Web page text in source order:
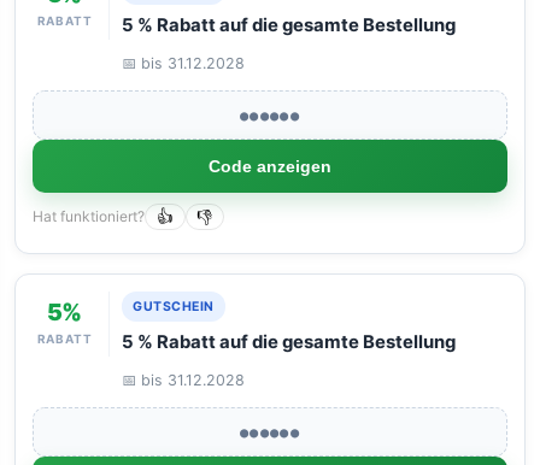
RABATT 5 % Rabatt auf die gesamte Bestellung
📅 bis 31.12.2028
●●●●●●
Code anzeigen
Hat funktioniert? 👍 👎
5%
RABATT
GUTSCHEIN
5 % Rabatt auf die gesamte Bestellung
📅 bis 31.12.2028
●●●●●●